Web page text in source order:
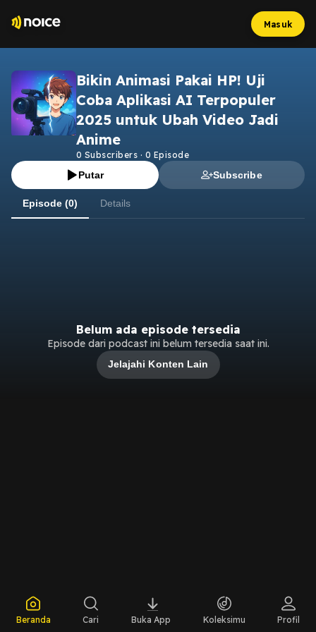
Masuk
Bikin Animasi Pakai HP! Uji
Coba Aplikasi AI Terpopuler
2025 untuk Ubah Video Jadi
Anime
0 Subscribers · 0 Episode
Putar Subscribe
Episode (0) Details
Belum ada episode tersedia
Episode dari podcast ini belum tersedia saat ini.
Jelajahi Konten Lain
Beranda Cari Buka App Koleksimu Profil